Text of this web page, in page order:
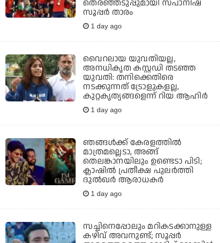
തെരഞ്ഞടുപ്പുമായി സ്പാനിഷ്
സൂപ്പര്‍ താരം
1 day ago
വൈറലായ യുവതിയല്ല,
അനധികൃത കസ്റ്റഡി തടഞ്ഞ
യുവതി: തനിക്കെതിരെ
നടക്കുന്നത് ട്രോളുകളല്ല,
കുറ്റകൃത്യങ്ങളെന്ന് റിയ ആഹിര്‍
1 day ago
ഞങ്ങള്‍ക്ക് കേരളത്തില്‍
മാത്രമല്ലെടാ, അങ്ങ്
തെലങ്കാനയിലും ഉണ്ടെടാ പിടി;
ക്ലാഷില്‍ പ്രതീക്ഷ പുലര്‍ത്തി
ദുല്‍ഖര്‍ ആരാധകര്‍
1 day ago
സച്ചിനെപ്പോലും മറികടക്കാനുള്ള
കഴിവ് അവനുണ്ട്; സൂപ്പര്‍